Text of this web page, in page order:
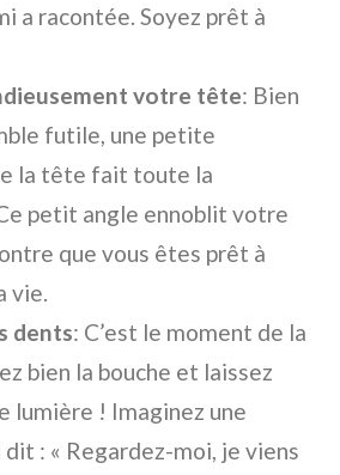
a racontée. Soyez prêt à
votre tête: Bien
futile, une petite
la tête fait toute la
petit angle ennoblit votre
que vous êtes prêt à
vie.
dents: C’est le moment de la
bien la bouche et laissez
lumière ! Imaginez une
: « Regardez-moi, je viens